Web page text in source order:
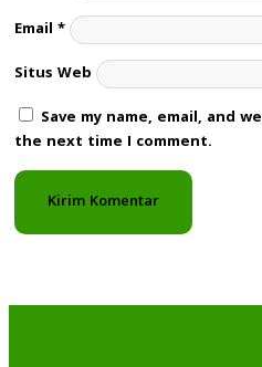
Email *
Situs Web
Save my name, email, and
the next time I comment.